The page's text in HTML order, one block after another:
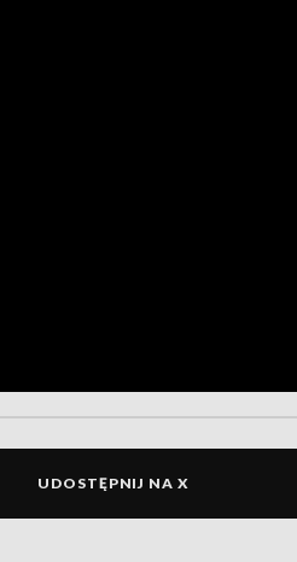
UDOSTĘPNIJ NA X